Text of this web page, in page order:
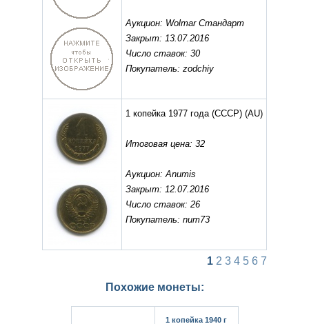
Аукцион: Wolmar Стандарт
Закрыт: 13.07.2016
Число ставок: 30
Покупатель: zodchiy
1 копейка 1977 года (СССР) (AU)
Итоговая цена: 32
Аукцион: Anumis
Закрыт: 12.07.2016
Число ставок: 26
Покупатель: num73
1 2 3 4 5 6 7
Похожие монеты:
1 копейка 1940 г